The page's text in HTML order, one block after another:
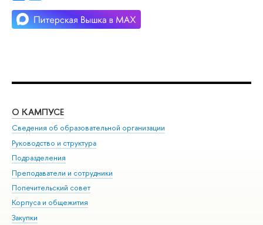
О КАМПУСЕ
Сведения об образовательной организации
Руководство и структура
Подразделения
Преподаватели и сотрудники
Попечительский совет
Корпуса и общежития
Закупки